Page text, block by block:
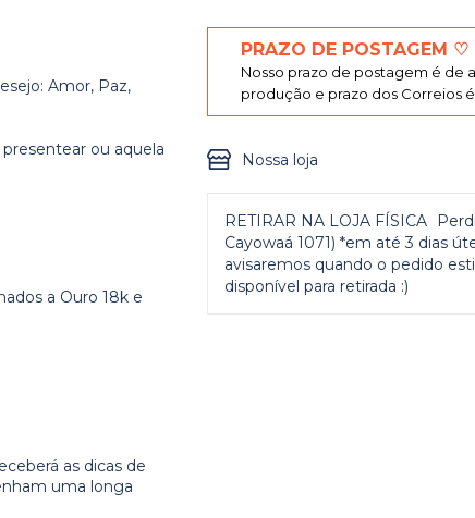
Amor, Paz,
ou aquela
a Ouro 18k e
as dicas de
uma longa
PRAZO DE POSTAGEM ♡
Nosso prazo de postagem é de
produção e prazo dos Correios
Nossa loja
RETIRAR NA LOJA FÍSICA
Cayowaá 1071) *em até 3 dias
avisaremos quando o pedido
disponível para retirada :)